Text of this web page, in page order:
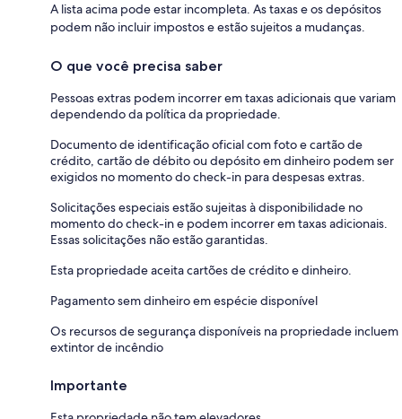
A lista acima pode estar incompleta. As taxas e os depósitos
podem não incluir impostos e estão sujeitos a mudanças.
O que você precisa saber
Pessoas extras podem incorrer em taxas adicionais que variam
dependendo da política da propriedade.
Documento de identificação oficial com foto e cartão de
crédito, cartão de débito ou depósito em dinheiro podem ser
exigidos no momento do check-in para despesas extras.
Solicitações especiais estão sujeitas à disponibilidade no
momento do check-in e podem incorrer em taxas adicionais.
Essas solicitações não estão garantidas.
Esta propriedade aceita cartões de crédito e dinheiro.
Pagamento sem dinheiro em espécie disponível
Os recursos de segurança disponíveis na propriedade incluem
extintor de incêndio
Importante